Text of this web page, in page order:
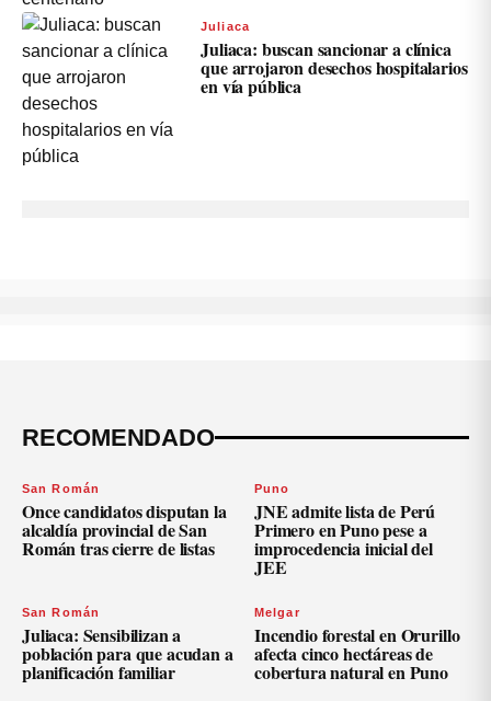
Juliaca
Juliaca: buscan sancionar a clínica
que arrojaron desechos hospitalarios
en vía pública
RECOMENDADO
San Román
Once candidatos disputan la
alcaldía provincial de San
Román tras cierre de listas
Puno
JNE admite lista de Perú
Primero en Puno pese a
improcedencia inicial del
JEE
San Román
Juliaca: Sensibilizan a
población para que acudan a
planificación familiar
Melgar
Incendio forestal en Orurillo
afecta cinco hectáreas de
cobertura natural en Puno